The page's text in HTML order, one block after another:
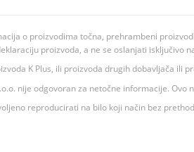
o proizvodima točna, prehrambeni
proizvoda, a ne se oslanjati isključivo
K Plus, ili proizvoda drugih dobavljača ili
nije odgovoran za netočne informacije. Ovo
reproducirati na bilo koji način bez